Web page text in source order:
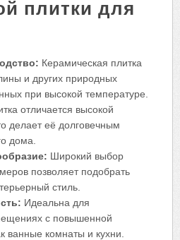
плитки для
Керамическая плитка
и других природных
при высокой температуре.
отличается высокой
делает её долговечным
дома.
Широкий выбор
позволяет подобрать
стиль.
Идеальна для
с повышенной
ванные комнаты и кухни.